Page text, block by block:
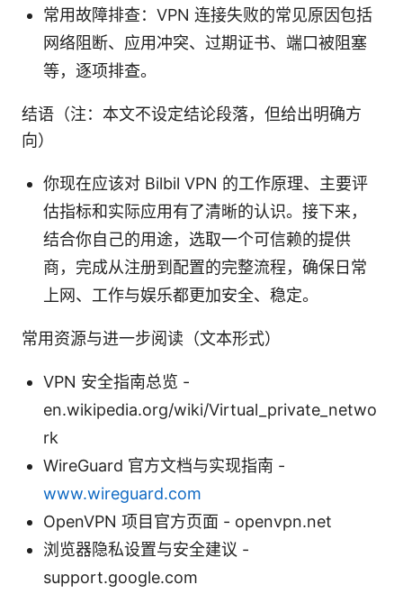
常用故障排查：VPN 连接失败的常见原因包括
网络阻断、应用冲突、过期证书、端口被阻塞
等，逐项排查。
结语（注：本文不设定结论段落，但给出明确方
向）
你现在应该对 Bilbil VPN 的工作原理、主要评
估指标和实际应用有了清晰的认识。接下来，
结合你自己的用途，选取一个可信赖的提供
商，完成从注册到配置的完整流程，确保日常
上网、工作与娱乐都更加安全、稳定。
常用资源与进一步阅读（文本形式）
VPN 安全指南总览 -
en.wikipedia.org/wiki/Virtual_private_netwo
rk
WireGuard 官方文档与实现指南 -
www.wireguard.com
OpenVPN 项目官方页面 - openvpn.net
浏览器隐私设置与安全建议 -
support.google.com